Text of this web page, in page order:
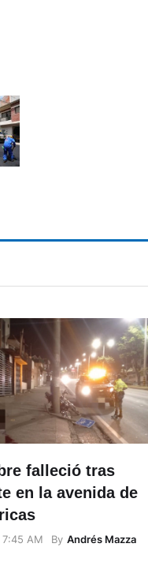
falleció tras
en la avenida de
AM By Andrés Mazza